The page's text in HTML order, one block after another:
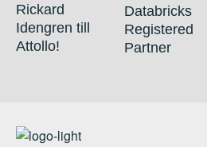
Rickard
Idengren till
Attollo!
Databricks
Registered
Partner